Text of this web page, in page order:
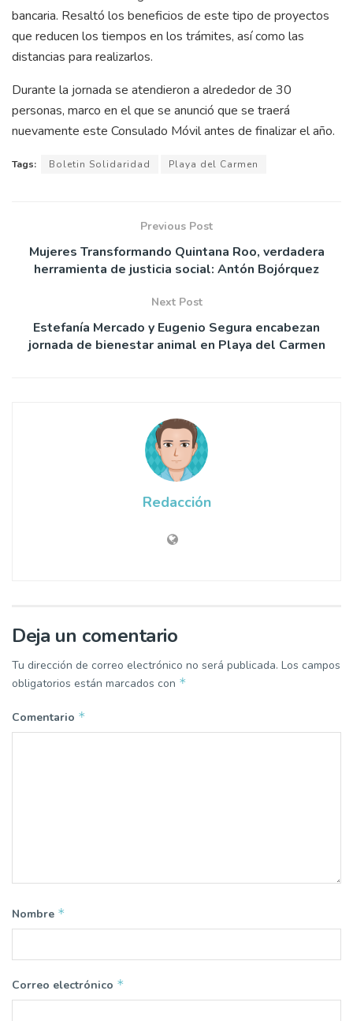
bancaria. Resaltó los beneficios de este tipo de proyectos
que reducen los tiempos en los trámites, así como las
distancias para realizarlos.
Durante la jornada se atendieron a alrededor de 30
personas, marco en el que se anunció que se traerá
nuevamente este Consulado Móvil antes de finalizar el año.
Tags: Boletin Solidaridad Playa del Carmen
Previous Post
Mujeres Transformando Quintana Roo, verdadera
herramienta de justicia social: Antón Bojórquez
Next Post
Estefanía Mercado y Eugenio Segura encabezan
jornada de bienestar animal en Playa del Carmen
Redacción
Deja un comentario
Tu dirección de correo electrónico no será publicada. Los campos
obligatorios están marcados con *
Comentario *
Nombre *
Correo electrónico *